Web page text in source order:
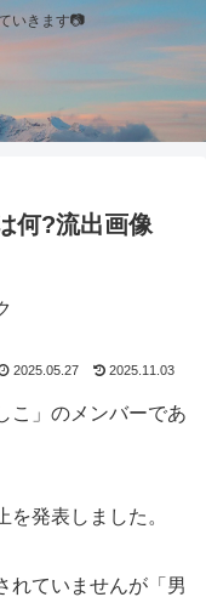
いきます📷
何?流出画像
2025.05.27 2025.11.03
こ」のメンバーであ
発表しました。
れていませんが「男